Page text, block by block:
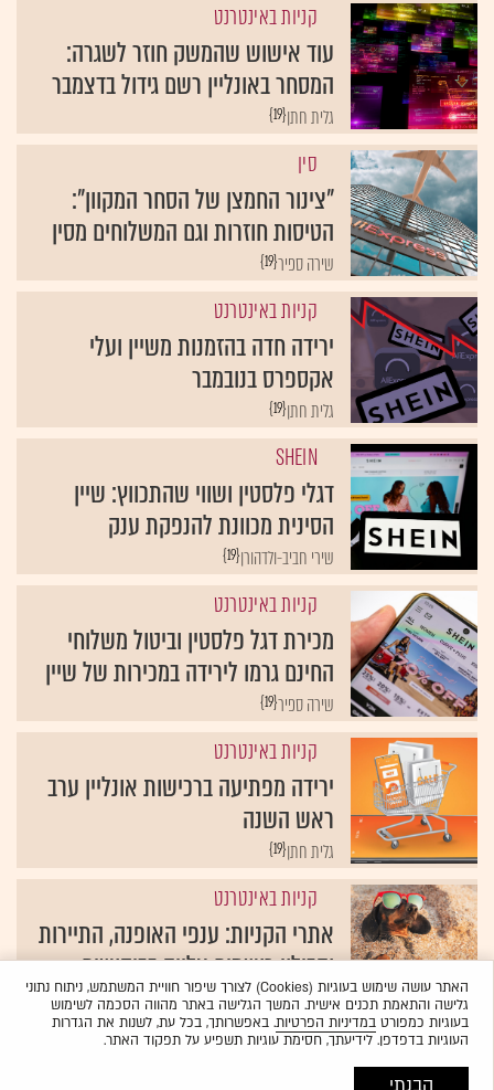
קניות באינטרנט
עוד אישוש שהמשק חוזר לשגרה:
המסחר באונליין רשם גידול בדצמבר
{19}גלית חתן
סין
"צינור החמצן של הסחר המקוון":
הטיסות חוזרות וגם המשלוחים מסין
{19}שירה ספיר
קניות באינטרנט
ירידה חדה בהזמנות משיין ועלי
אקספרס בנובמבר
{19}גלית חתן
SHEIN
דגלי פלסטין ושווי שהתכווץ: שיין
הסינית מכוונת להנפקת ענק
{19}שירי חביב-ולדהורן
קניות באינטרנט
מכירת דגל פלסטין וביטול משלוחי
החינם גרמו לירידה במכירות של שיין
{19}שירה ספיר
קניות באינטרנט
ירידה מפתיעה ברכישות אונליין ערב
ראש השנה
{19}גלית חתן
קניות באינטרנט
אתרי הקניות: ענפי האופנה, התיירות
והבילוי רושמים עלייה בביקושים
{19}גלית חתן
האתר עושה שימוש בעוגיות (Cookies) לצורך שיפור חוויית המשתמש, ניתוח נתוני
גלישה והתאמת תכנים אישית. המשך הגלישה באתר מהווה הסכמה לשימוש
בעוגיות כמפורטבמדיניות הפרטיות. באפשרותך, בכל עת, לשנות את הגדרות
העוגיות בדפדפן. לידיעתך, חסימת עוגיות תשפיע על תפקוד האתר.